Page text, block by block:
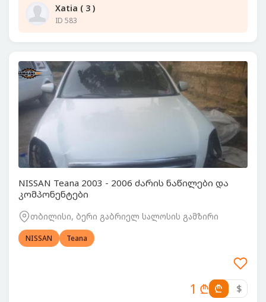
Xatia ( 3 )
ID 583
NISSAN Teana 2003 - 2006 ძარის ნაწილები და
კომპონენტები
თბილისი, ბერი გაბრიელ სალოსის გამზირი
NISSAN Teana
1 ₾ ₾ $